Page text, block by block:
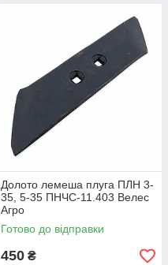
Долото лемеша плуга ПЛН 3-
35, 5-35 ПНЧС-11.403 Велес
Агро
Готово до відправки
450 ₴